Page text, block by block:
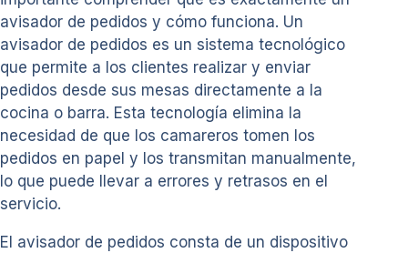
avisador de pedidos y cómo funciona. Un
avisador de pedidos es un sistema tecnológico
que permite a los clientes realizar y enviar
pedidos desde sus mesas directamente a la
cocina o barra. Esta tecnología elimina la
necesidad de que los camareros tomen los
pedidos en papel y los transmitan manualmente,
lo que puede llevar a errores y retrasos en el
servicio.
El avisador de pedidos consta de un dispositivo